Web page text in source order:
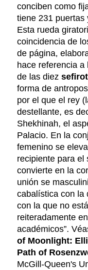
conciben como
tiene 231 puertas
Esta rueda
coincidencia de
de página,
hace referencia
de las diezsefirot
forma de
por el que el rey
destellante, es
Shekhinah, el
Palacio. En la
femenino se
recipiente para el
convierte en la
unión se
cabalística con la
con la que no
reiteradamente
académicos”.
of Moonlight:
Path of
McGill-Queen's